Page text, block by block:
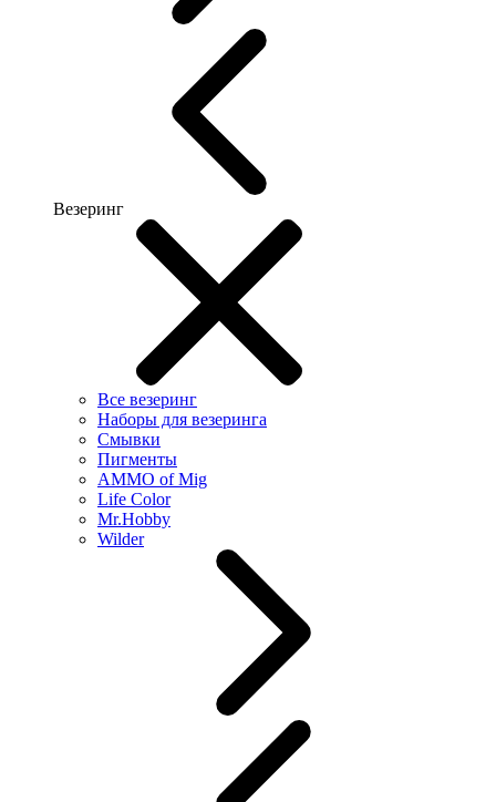
Везеринг
Все везеринг
Наборы для везеринга
Смывки
Пигменты
AMMO of Mig
Life Color
Mr.Hobby
Wilder